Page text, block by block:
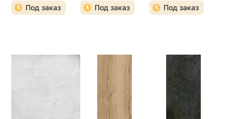
Под заказ Под заказ Под заказ